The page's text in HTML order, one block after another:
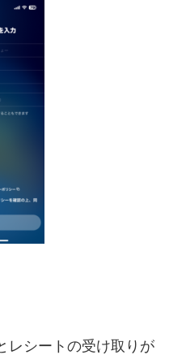
レシートの受け取りが